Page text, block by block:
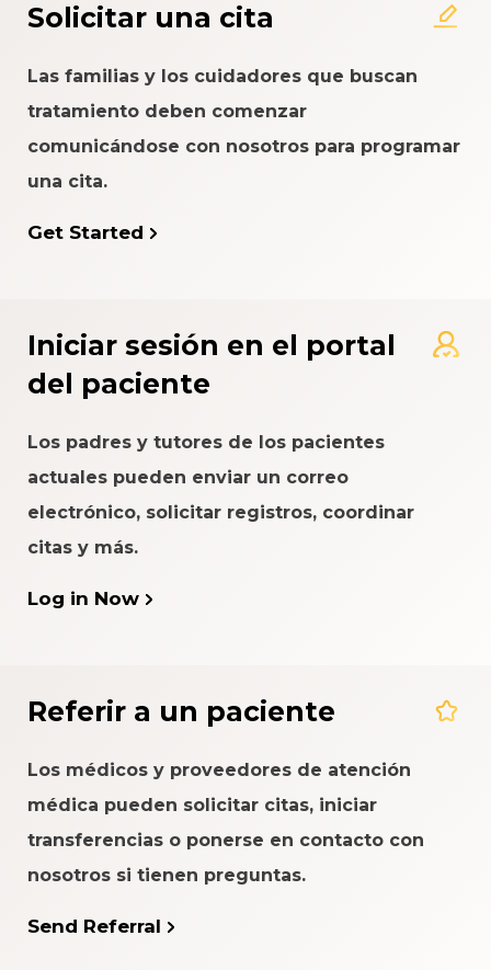
Solicitar una cita
Las familias y los cuidadores que buscan
tratamiento deben comenzar
comunicándose con nosotros para programar
una cita.
Get Started
Iniciar sesión en el portal
del paciente
Los padres y tutores de los pacientes
actuales pueden enviar un correo
electrónico, solicitar registros, coordinar
citas y más.
Log in Now
Referir a un paciente
Los médicos y proveedores de atención
médica pueden solicitar citas, iniciar
transferencias o ponerse en contacto con
nosotros si tienen preguntas.
Send Referral